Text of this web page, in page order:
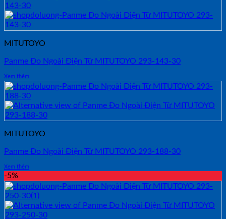
MITUTOYO
Panme Đo Ngoài Điện Tử MITUTOYO 293-143-30
Xem thêm
MITUTOYO
Panme Đo Ngoài Điện Tử MITUTOYO 293-188-30
Xem thêm
-5%